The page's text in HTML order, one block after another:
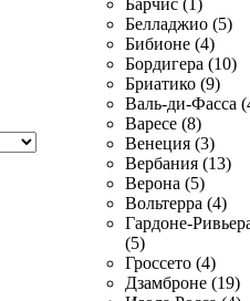
Барчис (1)
Белладжио (5)
Бибионе (4)
Бордигера (10)
Бриатико (9)
Валь-ди-Фасса
Варесе (8)
Венеция (3)
Вербания (13)
Верона (5)
Вольтерра (4)
Гардоне-
(5)
Гроссето (4)
Дзамброне (19)